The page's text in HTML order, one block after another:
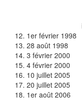
12. 1er février 1998
13. 28 août 1998
14. 3 février 2000
15. 4 février 2000
16. 10 juillet 2005
17. 20 juillet 2005
18. 1er août 2006